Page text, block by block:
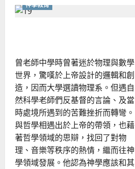
快
福
音
策
略
與
契
機
神學教育
曾老師中學時曾著迷於物理與數學
世界，驚嘆於上帝設計的邏輯和創
造，因而大學選讀物理系。但遇自
然科學老師們反基督的言論、及當
時處境所遇到的苦難挫折而轉彎。
與哲學相遇出於上帝的帶領，也藉
著哲學領域的思辯，找回了對物
理、音樂等秩序的熱情，繼而往神
學領域發展。他認為神學應該和其